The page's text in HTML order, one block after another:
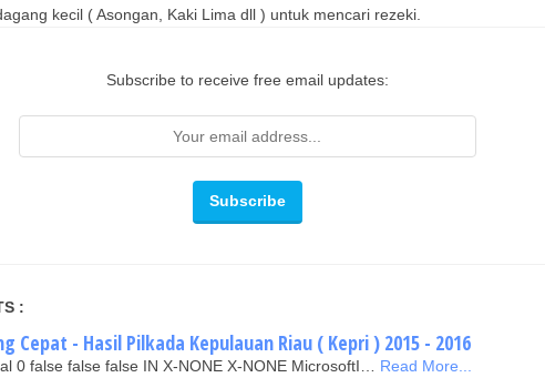
kecil ( Asongan, Kaki Lima dll ) untuk mencari rezeki.
Subscribe to receive free email updates:
:
Cepat - Hasil Pilkada Kepulauan Riau ( Kepri ) 2015 - 2016
0 false false false IN X-NONE X-NONE MicrosoftI… Read More...